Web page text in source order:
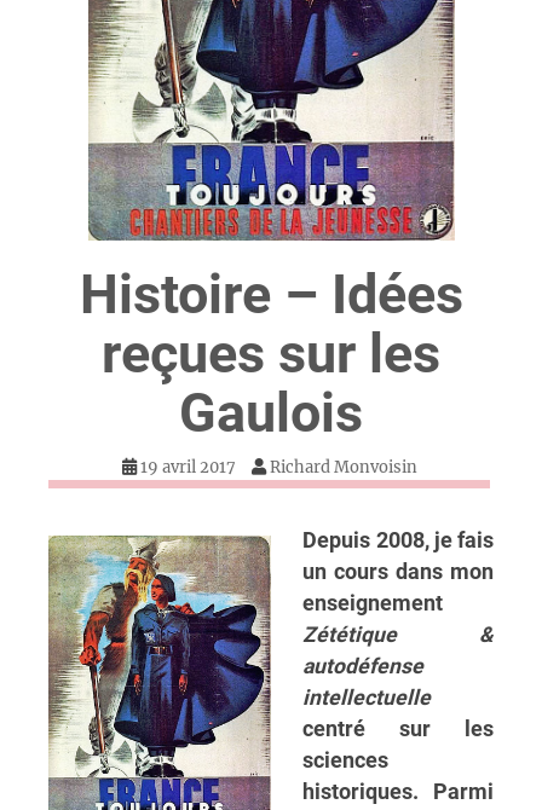
Histoire – Idées
reçues sur les
Gaulois
19 avril 2017 Richard Monvoisin
Depuis 2008, je fais
un cours dans mon
enseignement
Zététique &
autodéfense
intellectuelle
centré sur les
sciences
historiques. Parmi